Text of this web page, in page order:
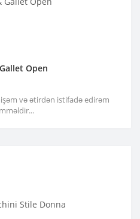
Open
və ətirdən istifadə edirəm